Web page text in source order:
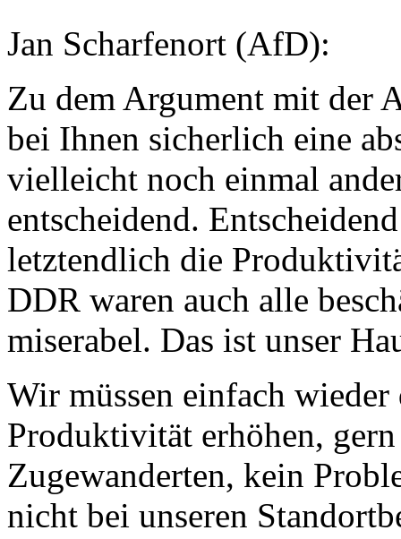
Jan Scharfenort (AfD):
Zu dem Argument mit der
bei Ihnen sicherlich eine
vielleicht noch einmal
entscheidend.
letztendlich die
DDR waren auch alle
miserabel. Das ist unser
Wir müssen einfach
Produktivität erhöhen,
Zugewanderten, kein
nicht bei unseren